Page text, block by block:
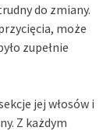
do zmiany.
może
zupełnie
jej włosów i
Z każdym